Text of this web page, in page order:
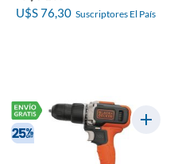
U$S 76,30 Suscriptores El País